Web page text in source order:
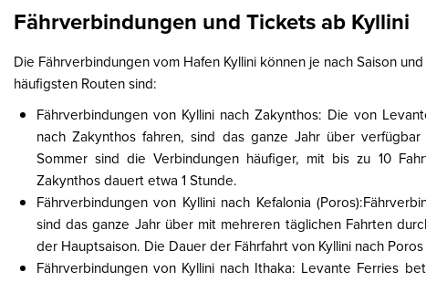
Fährverbindungen und Tickets ab Kyllini
Die Fährverbindungen vom Hafen Kyllini können je nach Saison
häufigsten Routen sind:
Fährverbindungen von Kyllini nach Zakynthos: Die von
nach Zakynthos fahren, sind das ganze Jahr über
Sommer sind die Verbindungen häufiger, mit bis zu 10
Zakynthos dauert etwa 1 Stunde.
Fährverbindungen von Kyllini nach Kefalonia
sind das ganze Jahr über mit mehreren täglichen Fahrten
der Hauptsaison. Die Dauer der Fährfahrt von Kyllini nach
Fährverbindungen von Kyllini nach Ithaka: Levante Ferries